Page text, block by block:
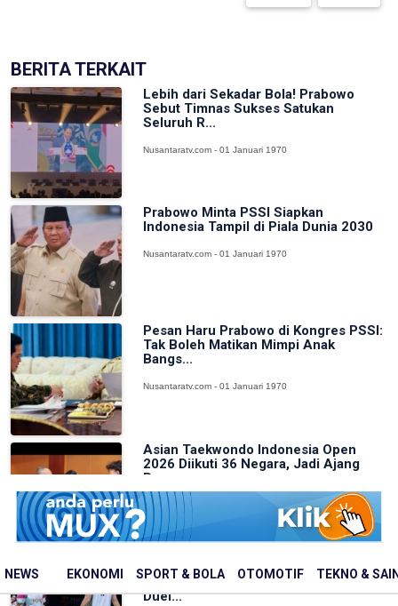
NEWS EKONOMI SPORT & BOLA OTOMOTIF TEKNO &
BERITA TERKAIT
Lebih dari Sekadar Bola! Prabowo
Sebut Timnas Sukses Satukan
Seluruh R...
Nusantaratv.com - 01 Januari 1970
Prabowo Minta PSSI Siapkan
Indonesia Tampil di Piala Dunia 2030
Nusantaratv.com - 01 Januari 1970
Pesan Haru Prabowo di Kongres PSSI:
Tak Boleh Matikan Mimpi Anak
Bangs...
Nusantaratv.com - 01 Januari 1970
Asian Taekwondo Indonesia Open
2026 Diikuti 36 Negara, Jadi Ajang
Pere...
Nusantaratv.com - 01 Januari 1970
Leo/Daniel Juara Taipei Open 2026,
Tundukkan Ganda Malaysia Lewat
Duel...